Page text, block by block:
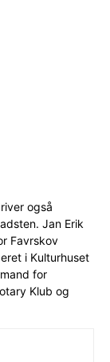
også
Jan Erik
Favrskov
i Kulturhuset
for
Klub og